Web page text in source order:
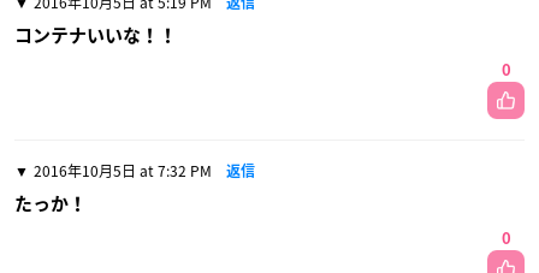
コンテナいいな！！
0
2016年10月5日 at 7:32 PM 返信
たっか！
0